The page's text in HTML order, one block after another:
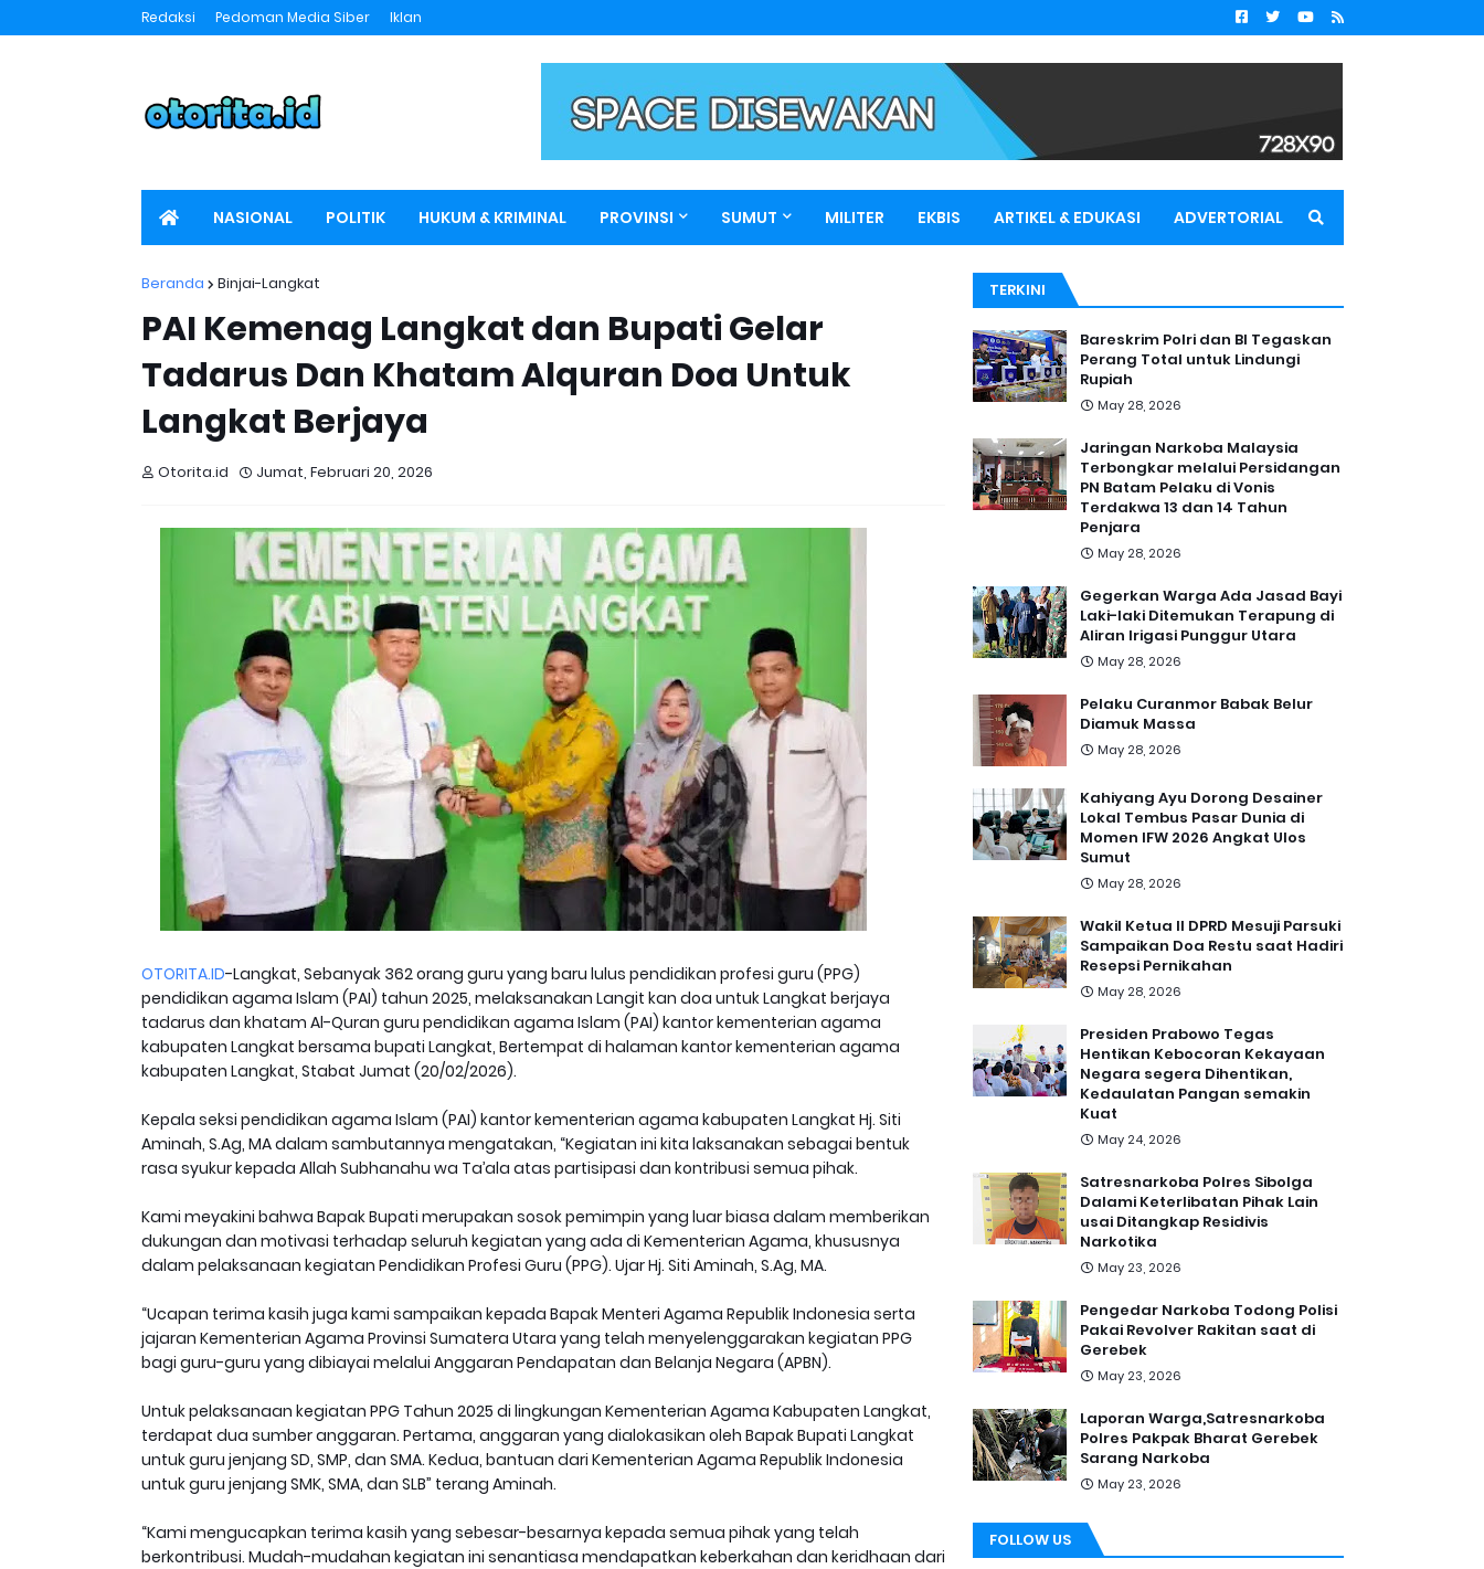
Redaksi Pedoman Media Siber Iklan
NASIONAL POLITIK HUKUM & KRIMINAL PROVINSI SUMUT MILITER EKBIS ARTIKEL & EDUKASI ADVERTORIAL
SPORT OTORITA TV
Beranda Binjai-Langkat
PAI Kemenag Langkat dan Bupati Gelar
Tadarus Dan Khatam Alquran Doa Untuk
Langkat Berjaya
Otorita.id Jumat, Februari 20, 2026
OTORITA.ID-Langkat, Sebanyak 362 orang guru yang baru lulus pendidikan profesi guru (PPG)
pendidikan agama Islam (PAI) tahun 2025, melaksanakan Langit kan doa untuk Langkat berjaya
tadarus dan khatam Al-Quran guru pendidikan agama Islam (PAI) kantor kementerian agama
kabupaten Langkat bersama bupati Langkat, Bertempat di halaman kantor kementerian agama
kabupaten Langkat, Stabat Jumat (20/02/2026).
Kepala seksi pendidikan agama Islam (PAI) kantor kementerian agama kabupaten Langkat Hj. Siti
Aminah, S.Ag, MA dalam sambutannya mengatakan, “Kegiatan ini kita laksanakan sebagai bentuk
rasa syukur kepada Allah Subhanahu wa Ta’ala atas partisipasi dan kontribusi semua pihak.
Kami meyakini bahwa Bapak Bupati merupakan sosok pemimpin yang luar biasa dalam memberikan
dukungan dan motivasi terhadap seluruh kegiatan yang ada di Kementerian Agama, khususnya
dalam pelaksanaan kegiatan Pendidikan Profesi Guru (PPG). Ujar Hj. Siti Aminah, S.Ag, MA.
“Ucapan terima kasih juga kami sampaikan kepada Bapak Menteri Agama Republik Indonesia serta
jajaran Kementerian Agama Provinsi Sumatera Utara yang telah menyelenggarakan kegiatan PPG
bagi guru-guru yang dibiayai melalui Anggaran Pendapatan dan Belanja Negara (APBN).
Untuk pelaksanaan kegiatan PPG Tahun 2025 di lingkungan Kementerian Agama Kabupaten Langkat,
terdapat dua sumber anggaran. Pertama, anggaran yang dialokasikan oleh Bapak Bupati Langkat
untuk guru jenjang SD, SMP, dan SMA. Kedua, bantuan dari Kementerian Agama Republik Indonesia
untuk guru jenjang SMK, SMA, dan SLB” terang Aminah.
“Kami mengucapkan terima kasih yang sebesar-besarnya kepada semua pihak yang telah
berkontribusi. Mudah-mudahan kegiatan ini senantiasa mendapatkan keberkahan dan keridhaan dari
TERKINI
Bareskrim Polri dan BI Tegaskan
Perang Total untuk Lindungi
Rupiah
May 28, 2026
Jaringan Narkoba Malaysia
Terbongkar melalui Persidangan
PN Batam Pelaku di Vonis
Terdakwa 13 dan 14 Tahun
Penjara
May 28, 2026
Gegerkan Warga Ada Jasad Bayi
Laki-laki Ditemukan Terapung di
Aliran Irigasi Punggur Utara
May 28, 2026
Pelaku Curanmor Babak Belur
Diamuk Massa
May 28, 2026
Kahiyang Ayu Dorong Desainer
Lokal Tembus Pasar Dunia di
Momen IFW 2026 Angkat Ulos
Sumut
May 28, 2026
Wakil Ketua II DPRD Mesuji Parsuki
Sampaikan Doa Restu saat Hadiri
Resepsi Pernikahan
May 28, 2026
Presiden Prabowo Tegas
Hentikan Kebocoran Kekayaan
Negara segera Dihentikan,
Kedaulatan Pangan semakin
Kuat
May 24, 2026
Satresnarkoba Polres Sibolga
Dalami Keterlibatan Pihak Lain
usai Ditangkap Residivis
Narkotika
May 23, 2026
Pengedar Narkoba Todong Polisi
Pakai Revolver Rakitan saat di
Gerebek
May 23, 2026
Laporan Warga,Satresnarkoba
Polres Pakpak Bharat Gerebek
Sarang Narkoba
May 23, 2026
FOLLOW US